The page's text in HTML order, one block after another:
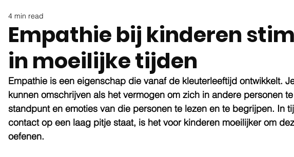
Empathie bij kinderen
in moeilijke tijden
4 min read
Empathie is een eigenschap die vanaf de kleuterleeftijd ontwikkelt.
kunnen omschrijven als het vermogen om zich in andere personen
standpunt en emoties van die personen te lezen en te begrijpen. In
contact op een laag pitje staat, is het voor kinderen moeilijker om
oefenen.